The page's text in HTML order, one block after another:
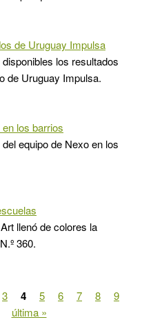
de Uruguay Impulsa
los resultados
de Uruguay Impulsa.
los barrios
equipo de Nexo en los
llenó de colores la
360.
3 4 5 6 7 8
9
última »